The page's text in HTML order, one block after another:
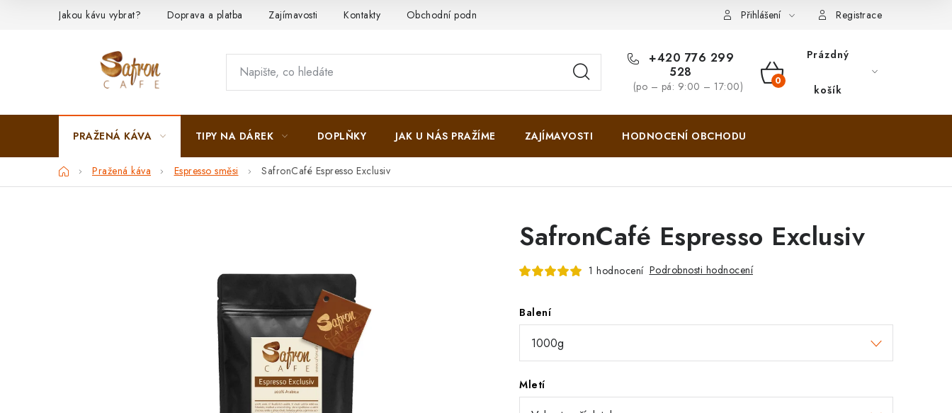
Jakou kávu vybrat? Doprava a platba Zajímavosti Kontakty Obchodní podmínky Zásady pro vracení zboží a reklamace Hodnocení obchodu
Přihlášení Registrace
+420 776 299
528
(po – pá: 9:00 – 17:00)
NÁKUPNÍ
Prázdný
košík
PRAŽENÁ KÁVA TIPY NA DÁREK DOPLŇKY JAK U NÁS PRAŽÍME ZAJÍMAVOSTI HODNOCENÍ OBCHODU
DomůPražená káva Espresso směsi SafronCafé Espresso Exclusiv
SafronCafé Espresso Exclusiv
1 hodnocení Podrobnosti hodnocení
Balení
Mletí